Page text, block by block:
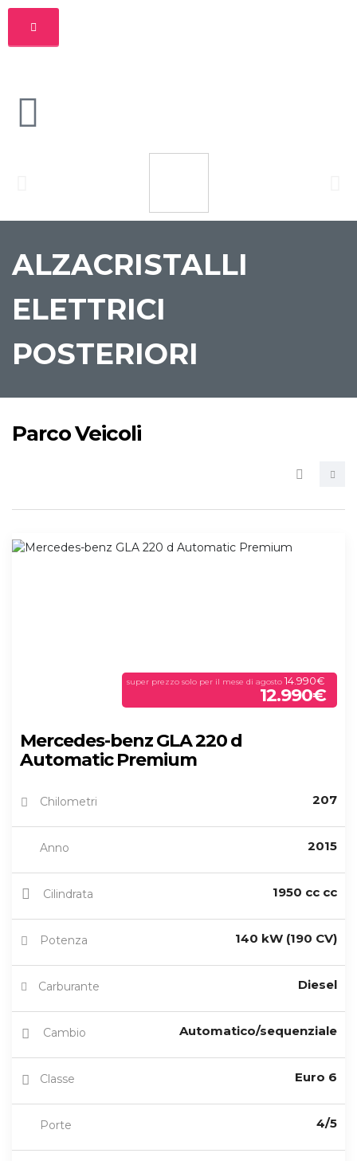
ALZACRISTALLI
ELETTRICI
POSTERIORI
Parco Veicoli
super prezzo solo per il mese di agosto 14.990€
12.990€
Mercedes-benz GLA 220 d
Automatic Premium
Chilometri 207
Anno 2015
Cilindrata 1950 cc cc
Potenza 140 kW (190 CV)
Carburante Diesel
Cambio Automatico/sequenziale
Classe Euro 6
Porte 4/5